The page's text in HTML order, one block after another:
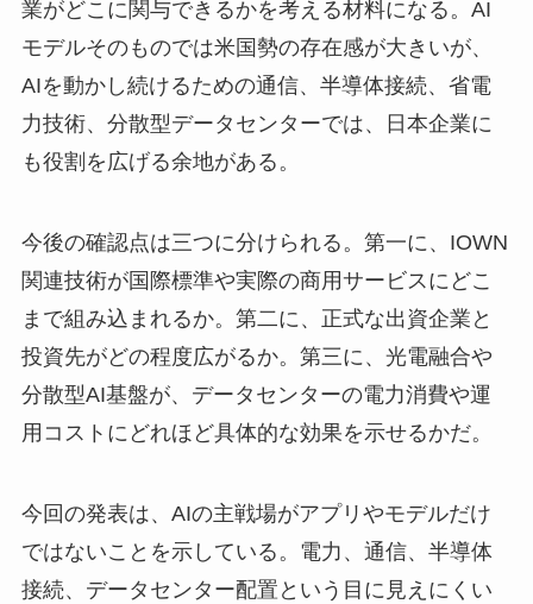
業がどこに関与できるかを考える材料になる。AI
モデルそのものでは米国勢の存在感が大きいが、
AIを動かし続けるための通信、半導体接続、省電
力技術、分散型データセンターでは、日本企業に
も役割を広げる余地がある。
今後の確認点は三つに分けられる。第一に、IOWN
関連技術が国際標準や実際の商用サービスにどこ
まで組み込まれるか。第二に、正式な出資企業と
投資先がどの程度広がるか。第三に、光電融合や
分散型AI基盤が、データセンターの電力消費や運
用コストにどれほど具体的な効果を示せるかだ。
今回の発表は、AIの主戦場がアプリやモデルだけ
ではないことを示している。電力、通信、半導体
接続、データセンター配置という目に見えにくい